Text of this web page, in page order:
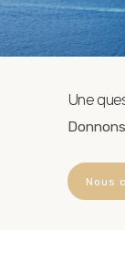
Une
Nous